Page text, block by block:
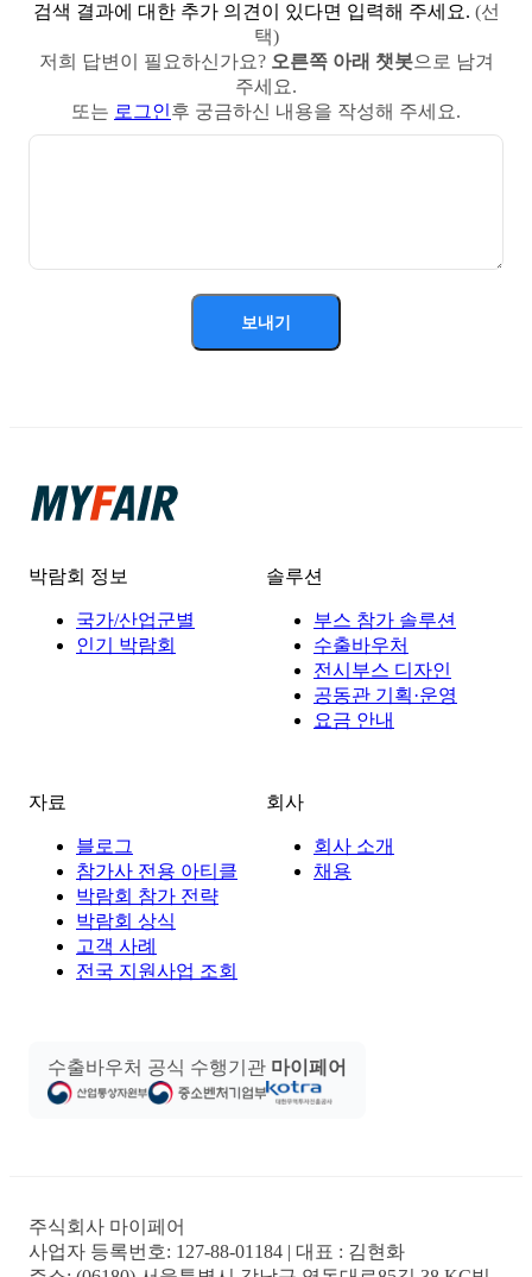
검색 결과에 대한 추가 의견이 있다면 입력해 주세요. (선
택)
저희 답변이 필요하신가요? 오른쪽 아래 챗봇으로 남겨
주세요.
또는 로그인후 궁금하신 내용을 작성해 주세요.
보내기
박람회 정보
국가/산업군별
인기 박람회
솔루션
부스 참가 솔루션
수출바우처
전시부스 디자인
공동관 기획·운영
요금 안내
자료
블로그
참가사 전용 아티클
박람회 참가 전략
박람회 상식
고객 사례
전국 지원사업 조회
회사
회사 소개
채용
수출바우처 공식 수행기관 마이페어
주식회사 마이페어
사업자 등록번호: 127-88-01184 | 대표 : 김현화